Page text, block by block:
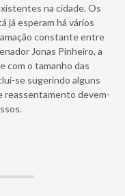
na cidade. Os
já esperam há vários
constante entre
Jonas Pinheiro, a
com o tamanho das
se sugerindo alguns
reassentamento devem-